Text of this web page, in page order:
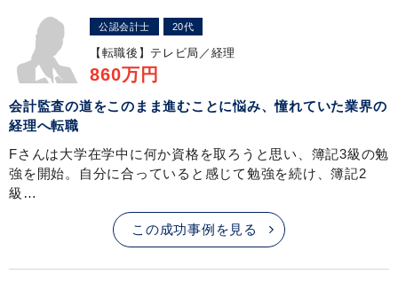
公認会計士 20代
【転職後】 テレビ局／経理
860万円
会計監査の道をこのまま進むことに悩み、憧れていた業界の
経理へ転職
Fさんは大学在学中に何か資格を取ろうと思い、簿記3級の勉
強を開始。自分に合っていると感じて勉強を続け、簿記2
級…
この成功事例を見る